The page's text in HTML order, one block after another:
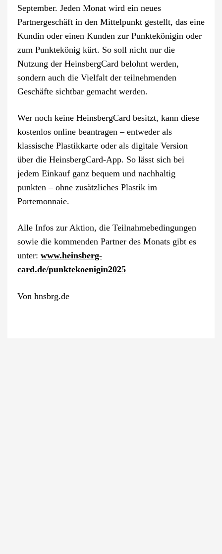
September. Jeden Monat wird ein neues
Partnergeschäft in den Mittelpunkt gestellt, das eine
Kundin oder einen Kunden zur Punktekönigin oder
zum Punktekönig kürt. So soll nicht nur die
Nutzung der HeinsbergCard belohnt werden,
sondern auch die Vielfalt der teilnehmenden
Geschäfte sichtbar gemacht werden.
Wer noch keine HeinsbergCard besitzt, kann diese
kostenlos online beantragen – entweder als
klassische Plastikkarte oder als digitale Version
über die HeinsbergCard-App. So lässt sich bei
jedem Einkauf ganz bequem und nachhaltig
punkten – ohne zusätzliches Plastik im
Portemonnaie.
Alle Infos zur Aktion, die Teilnahmebedingungen
sowie die kommenden Partner des Monats gibt es
unter: www.heinsberg-
card.de/punktekoenigin2025
Von hnsbrg.de